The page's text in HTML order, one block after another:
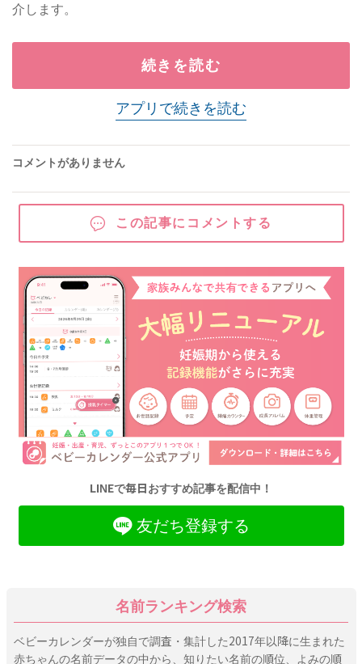
介します。
続きを読む
アプリで続きを読む
コメントがありません
この記事にコメントする
LINEで毎日おすすめ記事を配信中！
友だち登録する
名前ランキング検索
ベビーカレンダーが独自で調査・集計した2017年以降に生まれた
赤ちゃんの名前データの中から、知りたい名前の順位、よみの順